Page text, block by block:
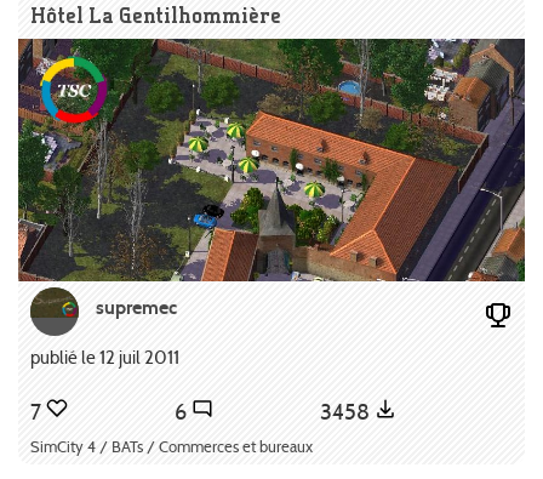
Hôtel La Gentilhommière
supremec
publié le 12 juil 2011
7 6 3458
SimCity 4 / BATs / Commerces et bureaux